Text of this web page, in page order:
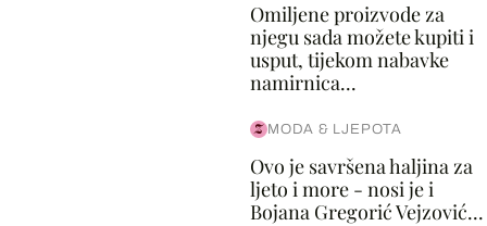
Omiljene proizvode za
njegu sada možete kupiti i
usput, tijekom nabavke
namirnica...
MODA & LJEPOTA
Ovo je savršena haljina za
ljeto i more - nosi je i
Bojana Gregorić Vejzović...